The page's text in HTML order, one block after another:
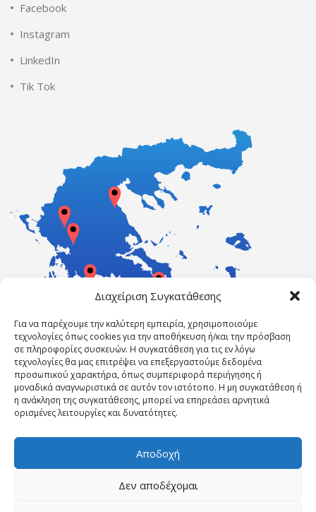
Διαχείριση Συγκατάθεσης
Για να παρέχουμε την καλύτερη εμπειρία, χρησιμοποιούμε
τεχνολογίες όπως cookies για την αποθήκευση ή/και την πρόσβαση
σε πληροφορίες συσκευών. Η συγκατάθεση για τις εν λόγω
τεχνολογίες θα μας επιτρέψει να επεξεργαστούμε δεδομένα
προσωπικού χαρακτήρα, όπως συμπεριφορά περιήγησης ή
μοναδικά αναγνωριστικά σε αυτόν τον ιστότοπο. Η μη συγκατάθεση ή
η ανάκληση της συγκατάθεσης, μπορεί να επηρεάσει αρνητικά
ορισμένες λειτουργίες και δυνατότητες.
Αποδοχή
Δεν αποδέχομαι
Facebook
Instagram
LinkedIn
Tik Tok
Powered by ErgasiaKEK